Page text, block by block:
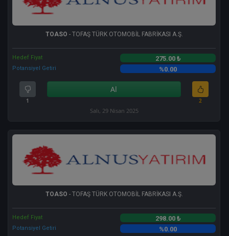
TOASO - TOFAŞ TÜRK OTOMOBİL FABRİKASI A.Ş.
Hedef Fiyat 275.00 ₺
Potansiyel Getiri %0.00
1
Al
2
Salı, 29 Nisan 2025
TOASO - TOFAŞ TÜRK OTOMOBİL FABRİKASI A.Ş.
Hedef Fiyat 298.00 ₺
Potansiyel Getiri %0.00